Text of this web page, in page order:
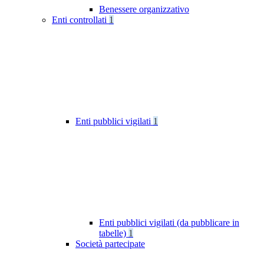
Benessere organizzativo
Enti controllati 1
Enti pubblici vigilati 1
Enti pubblici vigilati (da pubblicare in
tabelle) 1
Società partecipate